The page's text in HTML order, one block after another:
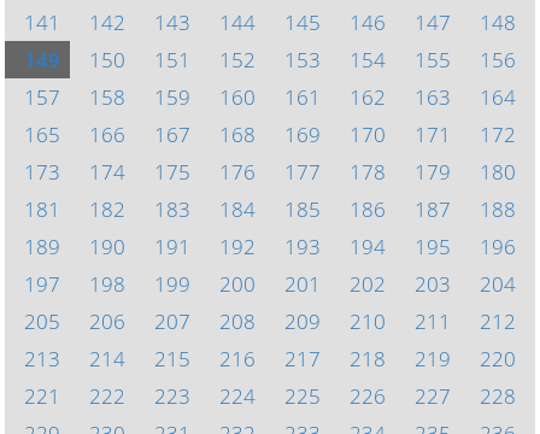
141
142 143 144 145 146 147
148
149
150 151 152 153 154 155
156
157
158 159 160 161 162 163
164
165
166 167 168 169 170 171
172
173
174 175 176 177 178 179
180
181
182 183 184 185 186 187
188
189
190 191 192 193 194 195
196
197
198 199 200 201 202 203
204
205
206 207 208 209 210 211
212
213
214 215 216 217 218 219
220
221
222 223 224 225 226 227
228